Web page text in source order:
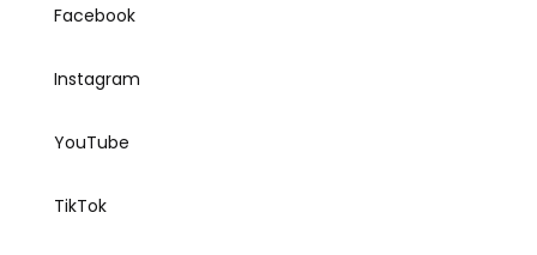
Facebook
Instagram
YouTube
TikTok